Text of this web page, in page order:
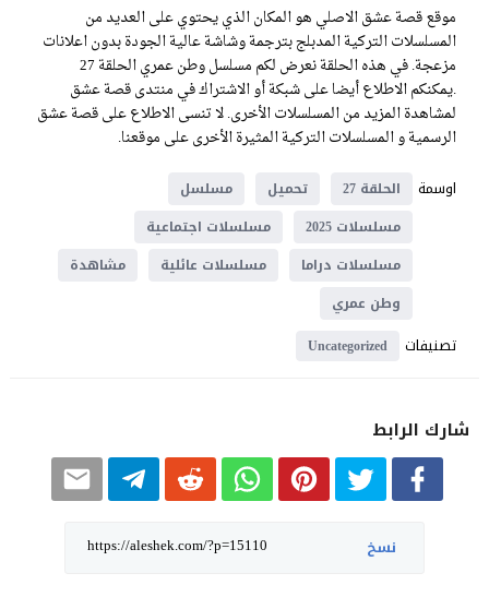
موقع قصة عشق الاصلي هو المكان الذي يحتوي على العديد من
المسلسلات التركية المدبلج بترجمة وشاشة عالية الجودة بدون اعلانات
مزعجة. في هذه الحلقة نعرض لكم مسلسل وطن عمري الحلقة 27
.يمكنكم الاطلاع أيضا على شبكة أو الاشتراك في منتدى قصة عشق
لمشاهدة المزيد من المسلسلات الأخرى. لا تنسى الاطلاع على قصة عشق
الرسمية و المسلسلات التركية المثيرة الأخرى على موقعنا.
اوسمة
الحلقة 27 تحميل
مسلسل
مسلسلات 2025
مسلسلات اجتماعية
مسلسلات دراما
مسلسلات عائلية
مشاهدة
وطن عمري
تصنيفات Uncategorized
شارك الرابط
نسخ